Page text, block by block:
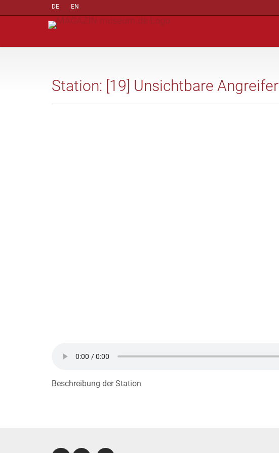
DE EN
Station: [19] Unsichtbare Angreifer
Beschreibung der Station